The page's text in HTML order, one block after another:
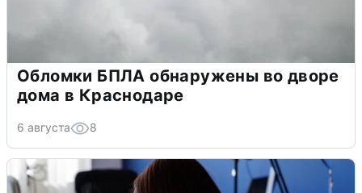
Обломки БПЛА обнаружены во дворе
дома в Краснодаре
6 августа 8